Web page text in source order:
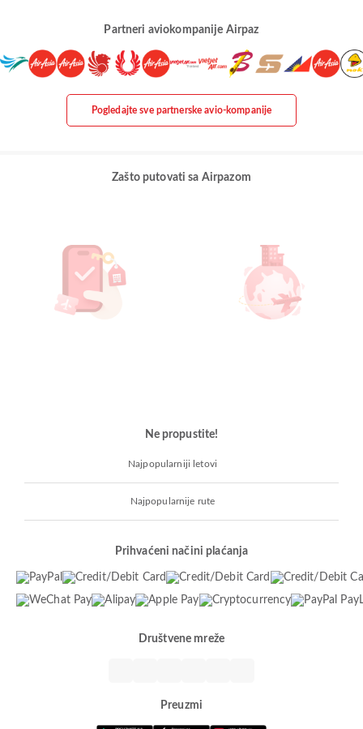
Partneri aviokompanije Airpaz
Pogledajte sve partnerske avio-kompanije
Zašto putovati sa Airpazom
Ne propustite!
Najpopularniji letovi
Najpopularnije rute
Prihvaćeni načini plaćanja
Društvene mreže
Preuzmi